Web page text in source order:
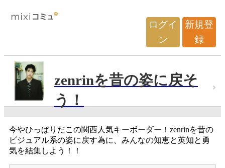
ログイ
ン
新規登
録
zenrinを昔の姿に戻そ
う！
今やひっぱりだこの関西人気キーボーダー！zenrinを昔の
ビジュアル系の姿に戻す為に、みんなの知恵と英知と勇
気を結集しよう！！